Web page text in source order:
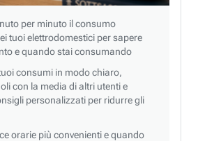
per minuto il consumo
tuoi elettrodomestici per sapere
e quando stai consumando
consumi in modo chiaro,
con la media di altri utenti e
personalizzati per ridurre gli
orarie più convenienti e quando